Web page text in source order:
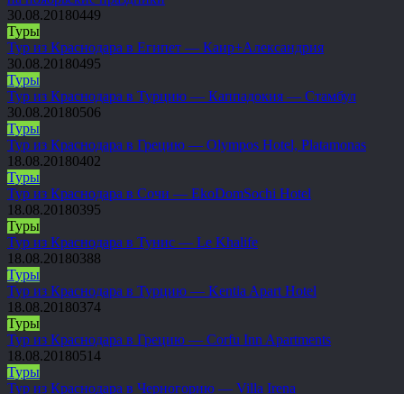
30.08.20180449
Туры
Тур из Краснодара в Египет — Каир+Александрия
30.08.20180495
Туры
Тур из Краснодара в Турцию — Каппадокия — Стамбул
30.08.20180506
Туры
Тур из Краснодара в Грецию — Olympos Hotel, Platamonas
18.08.20180402
Туры
Тур из Краснодара в Сочи — EkoDomSochi Hotel
18.08.20180395
Туры
Тур из Краснодара в Тунис — Le Khalife
18.08.20180388
Туры
Тур из Краснодара в Турцию — Kentia Apart Hotel
18.08.20180374
Туры
Тур из Краснодара в Грецию — Corfu Inn Apartments
18.08.20180514
Туры
Тур из Краснодара в Черногорию — Villa Irena